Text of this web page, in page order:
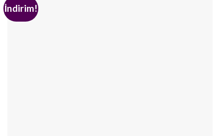
İndirim!